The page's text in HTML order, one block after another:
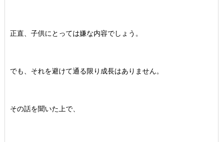
正直、子供にとっては嫌な内容でしょう。
でも、それを避けて通る限り成長はありません。
その話を聞いた上で、